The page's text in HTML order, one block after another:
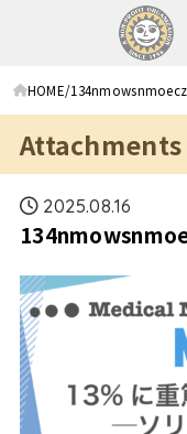
HOME 134nmowsnmoecz
Attachments
2025.08.16